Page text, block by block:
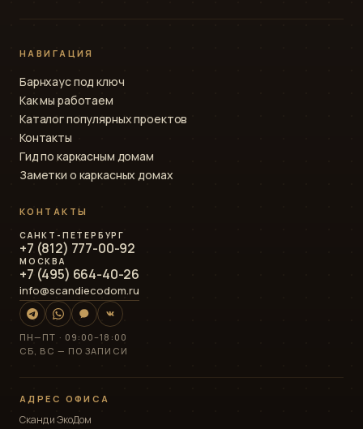
НАВИГАЦИЯ
Барнхаус под ключ
Как мы работаем
Каталог популярных проектов
Контакты
Гид по каркасным домам
Заметки о каркасных домах
КОНТАКТЫ
САНКТ-ПЕТЕРБУРГ
+7 (812) 777-00-92
МОСКВА
+7 (495) 664-40-26
info@scandiecodom.ru
ПН—ПТ · 09:00–18:00
СБ, ВС — ПО ЗАПИСИ
АДРЕС ОФИСА
Сканди ЭкоДом